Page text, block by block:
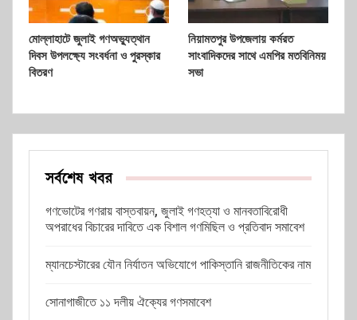
মোল্লাহাটে জুলাই গণঅভ্যুত্থান
দিবস উপলক্ষ্যে সংবর্ধনা ও পুরস্কার
বিতরণ
নিয়ামতপুর উপজেলায় কর্মরত
সাংবাদিকদের সাথে এমপির মতবিনিময়
সভা
সর্বশেষ খবর
গণভোটের গণরায় বাস্তবায়ন, জুলাই গণহত্যা ও মানবতাবিরোধী
অপরাধের বিচারের দাবিতে এক বিশাল গণমিছিল ও প্রতিবাদ সমাবেশ
ম্যানচেস্টারের যৌন নির্যাতন অভিযোগে পাকিস্তানি রাজনীতিকের নাম
সোনাগাজীতে ১১ দলীয় ঐক্যের গণসমাবেশ